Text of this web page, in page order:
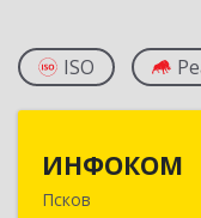
ISO
ИНФОКОМ
Псков180000,